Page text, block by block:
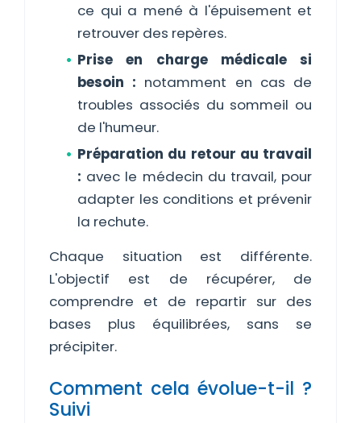
ce qui a mené à l'épuisement et
retrouver des repères.
Prise en charge médicale si
besoin : notamment en cas de
troubles associés du sommeil ou
de l'humeur.
Préparation du retour au travail
: avec le médecin du travail, pour
adapter les conditions et prévenir
la rechute.
Chaque situation est différente.
L'objectif est de récupérer, de
comprendre et de repartir sur des
bases plus équilibrées, sans se
précipiter.
Comment cela évolue-t-il ?
Suivi